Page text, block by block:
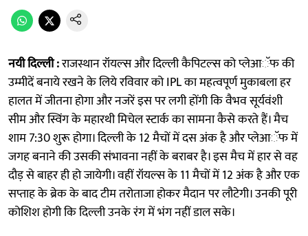
नयी दिल्ली :राजस्थान रॉयल्स और दिल्ली कैपिटल्स को प्लेआॅफ की
उम्मीदें बनाये रखने के लिये रविवार को IPL का महत्वपूर्ण मुकाबला हर
हालत में जीतना होगा और नजरें इस पर लगी होंगी कि वैभव सूर्यवंशी
सीम और स्विंग के महारथी मिचेल स्टार्क का सामना कैसे करते हैं। मैच
शाम 7:30 शुरू होगा। दिल्ली के 12 मैचों में दस अंक है और प्लेआॅफ में
जगह बनाने की उसकी संभावना नहीं के बराबर है। इस मैच में हार से वह
दौड़ से बाहर ही हो जायेगी। वहीं रॉयल्स के 11 मैचों में 12 अंक है और एक
सप्ताह के ब्रेक के बाद टीम तरोताजा होकर मैदान पर लौटेगी। उनकी पूरी
कोशिश होगी कि दिल्ली उनके रंग में भंग नहीं डाल सके।